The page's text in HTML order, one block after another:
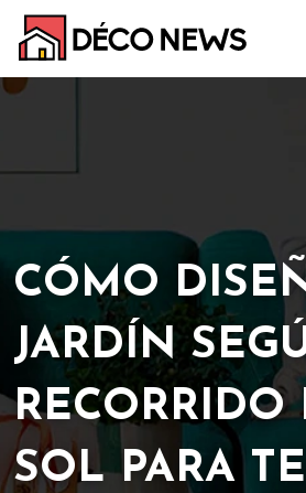
CÓMO
JARDÍN
RECORRIDO
SOL PARA